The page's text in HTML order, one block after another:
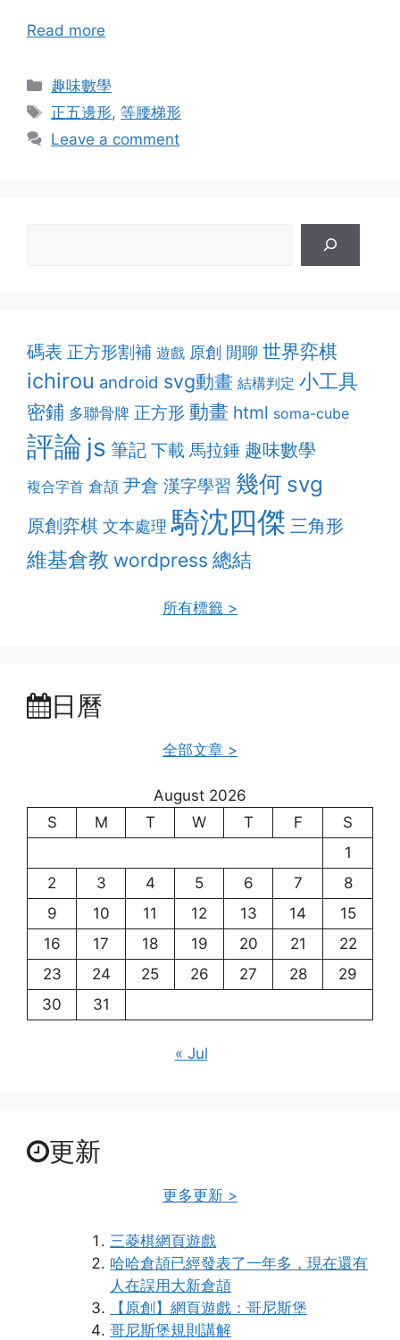
Read more
Categories
趣味數學
Tags
正五邊形,等腰梯形
Leave a comment
碼表 正方形割補 遊戲 原創 閒聊 世界弈棋
ichirou android svg動畫 結構判定 小工具
密鋪 多聯骨牌 正方形 動畫 html soma-cube
評論 js 筆記 下載 馬拉錘 趣味數學
複合字首 倉頡 尹倉 漢字學習 幾何 svg
原創弈棋 文本處理 騎沈四傑 三角形
維基倉教 wordpress 總結
所有標籤 >
日曆
全部文章 >
August 2026
S
M T W T F
S
1
2
3 4 5 6 7
8
9
10 11 12 13 14
15
16
17 18 19 20 21
22
23
24 25 26 27 28
29
30
31
« Jul
更新
更多更新 >
三菱棋網頁遊戲
哈哈倉頡已經發表了一年多，現在還有
人在誤用大新倉頡
【原創】網頁遊戲：哥尼斯堡
哥尼斯堡規則講解